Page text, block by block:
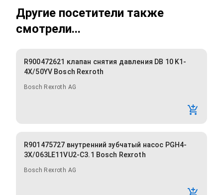
Другие посетители также
смотрели...
R900472621 клапан снятия давления DB 10 K1-
4X/50YV Bosch Rexroth
Bosch Rexroth AG
R901475727 внутренний зубчатый насос PGH4-
3X/063LE11VU2-C3.1 Bosch Rexroth
Bosch Rexroth AG